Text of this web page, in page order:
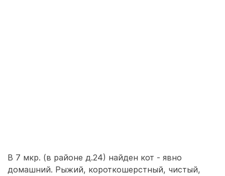
В 7 мкр. (в районе д.24) найден кот - явно
домашний. Рыжий, короткошерстный, чистый,